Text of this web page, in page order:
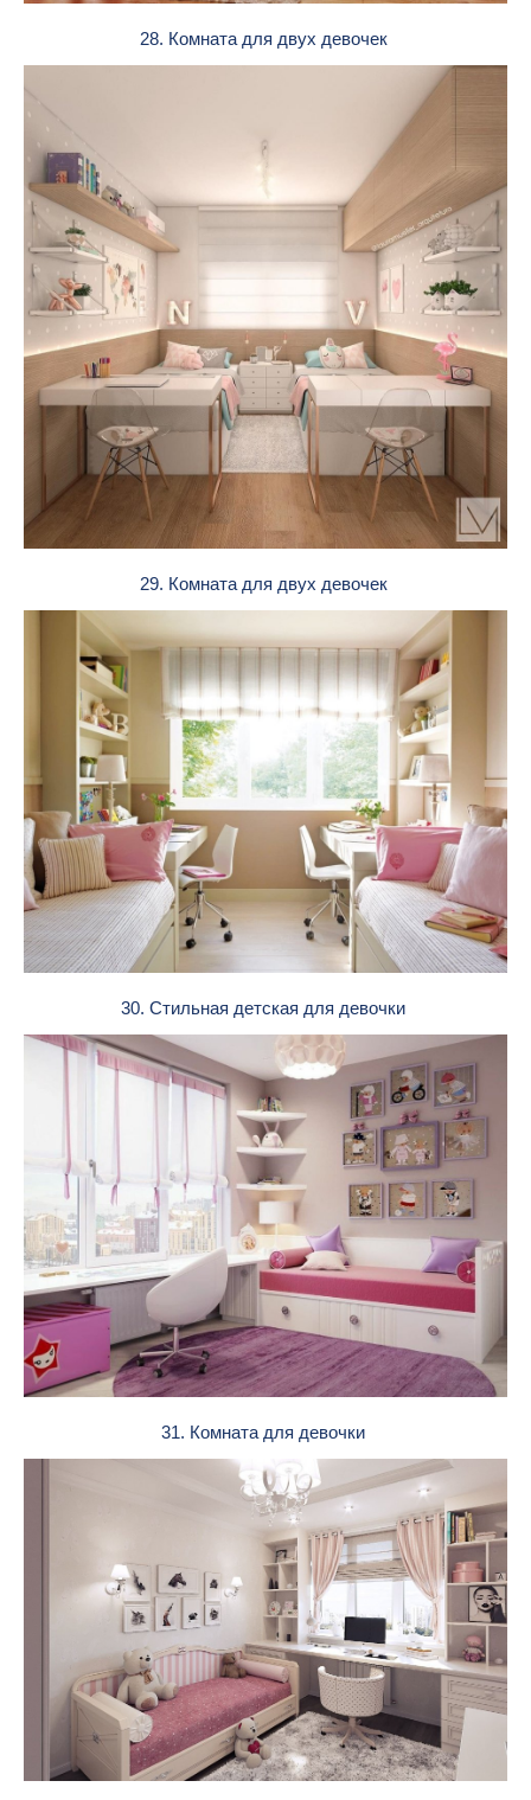
28. Комната для двух девочек
29. Комната для двух девочек
30. Стильная детская для девочки
31. Комната для девочки